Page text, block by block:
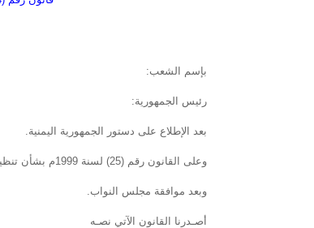
بإسم الشعب:
رئيس الجمهورية:
بعد الإطلاع على دستور الجمهورية اليمنية.
وعلى القانون رقم (25) لسنة 1999م بشأن تنظيم تداول مبيدات الآفات النباتية.
وبعد موافقة مجلس النواب.
أصـدرنا القانون الآتي نصـه